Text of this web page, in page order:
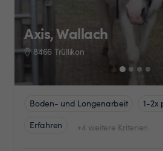
Axis, Wallach
8466 Trüllikon
Boden- und Longenarbeit
1-2x
Erfahren
+4 weitere Kriterien